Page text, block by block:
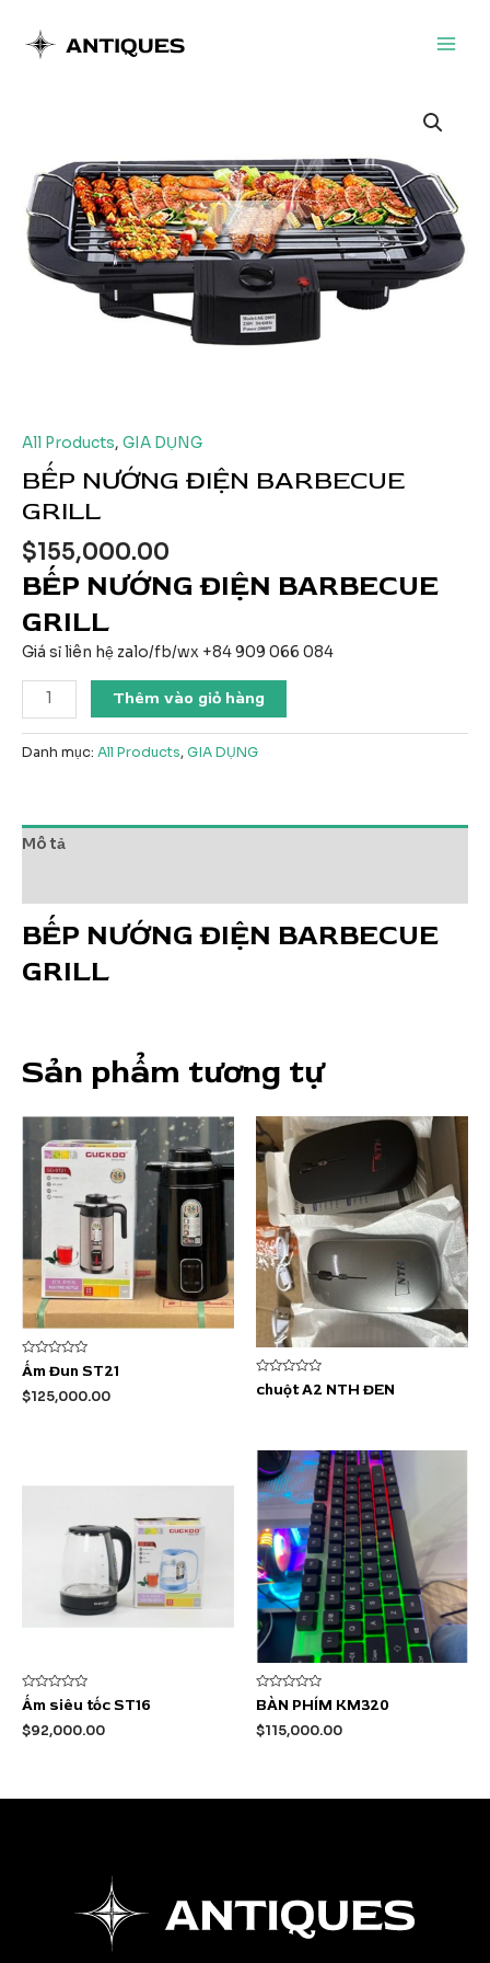
All Products, GIA DỤNG
BẾP NƯỚNG ĐIỆN BARBECUE
GRILL
$155,000.00
BẾP NƯỚNG ĐIỆN BARBECUE
GRILL
Giá sỉ liên hệ zalo/fb/wx +84 909 066 084
BẾP
NƯỚNG
ĐIỆN
BARBECUE
lượng
Thêm vào giỏ hàng
Danh mục: All Products,GIA DỤNG
Mô tả
BẾP NƯỚNG ĐIỆN BARBECUE
GRILL
Sản phẩm tương tự
Được
xếp
hạng
0
Ấm Đun ST21
$125,000.00
Được
xếp
chuột A2 NTH ĐEN
Được
xếp
hạng
0
Ấm siêu tốc ST16
$92,000.00
Được
xếp
hạng
0
BÀN PHÍM KM320
$115,000.00